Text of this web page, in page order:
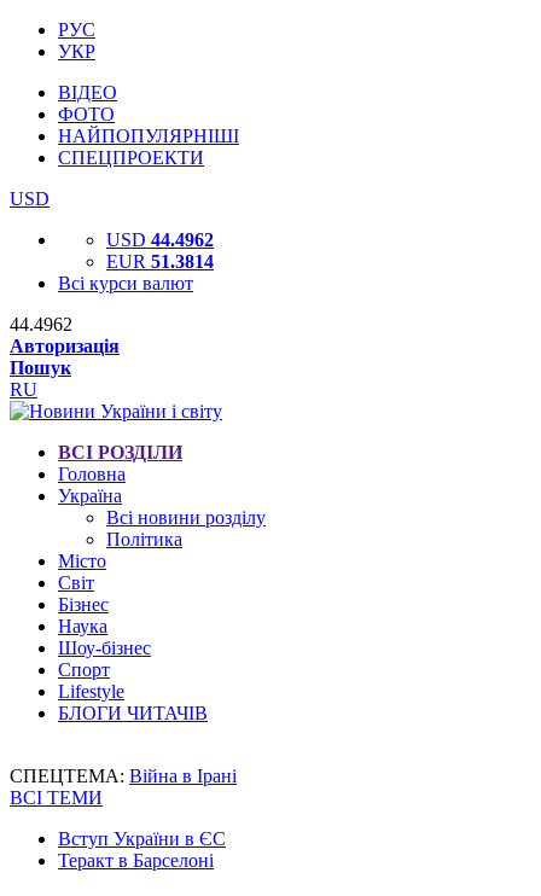
РУС
УКР
ВІДЕО
ФОТО
НАЙПОПУЛЯРНІШІ
СПЕЦПРОЕКТИ
USD
USD 44.4962
EUR 51.3814
Всі курси валют
44.4962
Авторизація
Пошук
RU
ВСІ РОЗДІЛИ
Головна
Україна
Всі новини розділу
Політика
Місто
Світ
Бізнес
Наука
Шоу-бізнес
Спорт
Lifestyle
БЛОГИ ЧИТАЧІВ
СПЕЦТЕМА: Війна в Ірані
ВСІ ТЕМИ
Вступ України в ЄС
Теракт в Барселоні